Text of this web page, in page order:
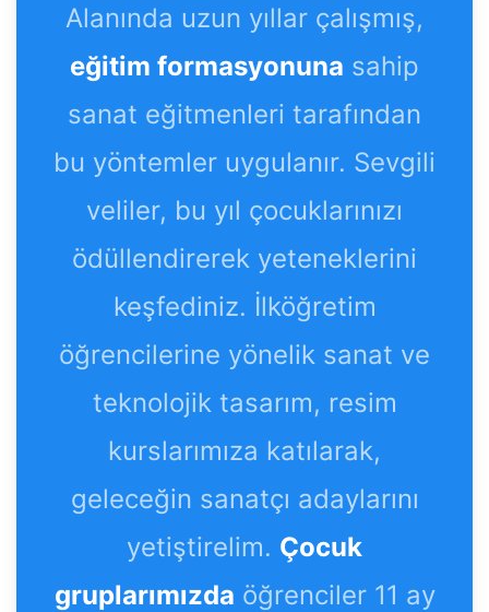
Alanında uzun yıllar çalışmış,
eğitim formasyonuna sahip
sanat eğitmenleri tarafından
bu yöntemler uygulanır. Sevgili
veliler, bu yıl çocuklarınızı
ödüllendirerek yeteneklerini
keşfediniz. İlköğretim
öğrencilerine yönelik sanat ve
teknolojik tasarım, resim
kurslarımıza katılarak,
geleceğin sanatçı adaylarını
yetiştirelim. Çocuk
gruplarımızda öğrenciler 11 ay